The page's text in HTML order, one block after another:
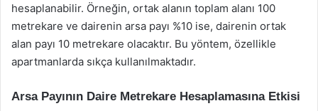
hesaplanabilir. Örneğin, ortak alanın toplam alanı 100
metrekare ve dairenin arsa payı %10 ise, dairenin ortak
alan payı 10 metrekare olacaktır. Bu yöntem, özellikle
apartmanlarda sıkça kullanılmaktadır.
Arsa Payının Daire Metrekare Hesaplamasına Etkisi